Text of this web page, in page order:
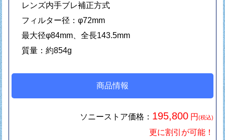
レンズ内手ブレ補正方式
フィルター径：φ72mm
最大径φ84mm、全長143.5mm
質量：約854g
商品情報
ソニーストア価格： 195,800 円(税込)
更に割引が可能！